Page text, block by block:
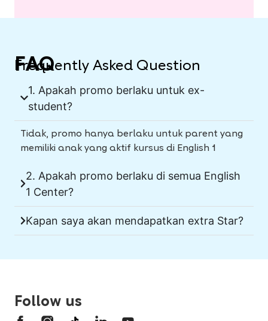
FAQ
Frequently Asked Question
1.⁠ ⁠Apakah promo berlaku untuk ex-
student?
Tidak, promo hanya berlaku untuk parent yang
memiliki anak yang aktif kursus di English 1
2.⁠ ⁠Apakah promo berlaku di semua English
1 Center?
Kapan saya akan mendapatkan extra Star?
Follow us